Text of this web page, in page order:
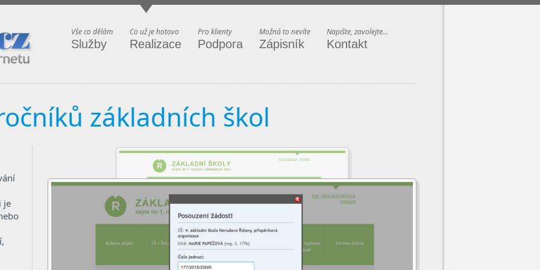
Vše co dělám
Služby
Co už je hotovo
Realizace
Pro klienty
Podpora
Možná to nevíte
Zápisník
Napište, zavolejte...
Kontakt
základních škol
je